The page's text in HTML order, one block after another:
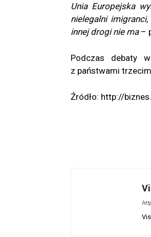
Unia Europejska
nielegalni
innej drogi nie ma –
Podczas debaty
z państwami
Źródło: http://